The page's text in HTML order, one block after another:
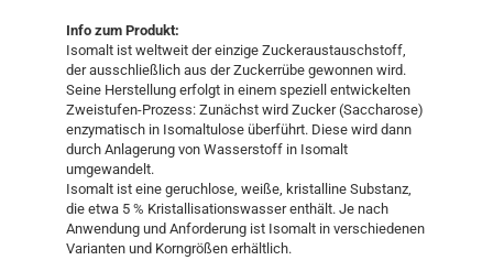
Info zum Produkt:
Isomalt ist weltweit der einzige Zuckeraustauschstoff,
der ausschließlich aus der Zuckerrübe gewonnen wird.
Seine Herstellung erfolgt in einem speziell entwickelten
Zweistufen-Prozess: Zunächst wird Zucker (Saccharose)
enzymatisch in Isomaltulose überführt. Diese wird dann
durch Anlagerung von Wasserstoff in Isomalt
umgewandelt.
Isomalt ist eine geruchlose, weiße, kristalline Substanz,
die etwa 5 % Kristallisationswasser enthält. Je nach
Anwendung und Anforderung ist Isomalt in verschiedenen
Varianten und Korngrößen erhältlich.